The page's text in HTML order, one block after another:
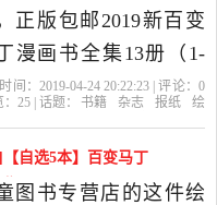
，由河北 石家庄发
正版包邮2019新百变
漫画书全集13册（1-
6-12岁儿童动漫卡通绘
外书百变趣味探险图
畅销童书是2019年徐
间：2019-04-24 20:22:23 | 评论： 0
25 | 话题： 书籍 杂志 报纸
绘
自选5本】百变马丁
41.25元
图书专营店的这件绘